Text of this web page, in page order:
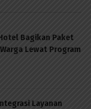
Bagikan Paket
Lewat Program
Layanan